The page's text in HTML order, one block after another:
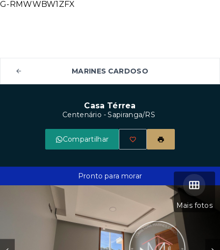
G-RMWWBW1ZFX
MARINES CARDOSO
Casa Térrea
Centenário - Sapiranga/RS
Compartilhar
Mais fotos
Pronto para morar